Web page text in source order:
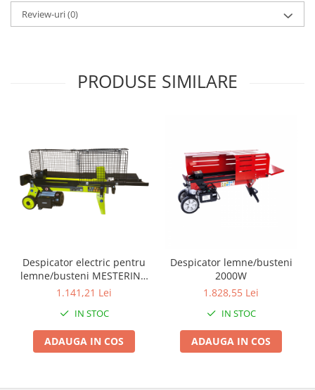
Zdrobitoare electrice
Articole antidaunatori gradina
Unelte altoit
Unelte manuale de gradina -
Stropitori
Folie si plase pt plante
Masini batut stalpi
Pentru Casa si Camping
Accesorii aragaze & butelii
Butelii
Review-uri(0)
PRODUSE SIMILARE
Despicator electric pentru
lemne/busteni MESTERINO
TOOLS MT-65558-6, forta 6
de protectie
1.141,21 Lei
IN STOC
ADAUGA IN COS
Despicator lemne/busteni
2000W
1.828,55 Lei
IN STOC
ADAUGA IN COS